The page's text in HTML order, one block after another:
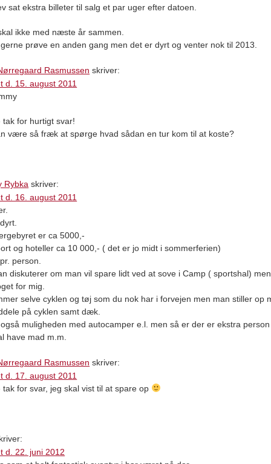
sat ekstra billeter til salg et par uger efter datoen.
ikke med næste år sammen.
prøve en anden gang men det er dyrt og venter nok til 2013.
Rasmussen skriver:
d. 15. august 2011
tak for hurtigt svar!
være så fræk at spørge hvad sådan en tur kom til at koste?
Rybka skriver:
d. 16. august 2011
er ca 5000,-
og hoteller ca 10 000,- ( det er jo midt i sommerferien)
person.
diskuterer om man vil spare lidt ved at sove i Camp ( sportshal)
for mig.
selve cyklen og tøj som du nok har i forvejen men man stiller op
på cyklen samt dæk.
muligheden med autocamper e.l. men så er der er ekstra
have mad m.m.
Rasmussen skriver:
d. 17. august 2011
tak for svar, jeg skal vist til at spare op
d. 22. juni 2012